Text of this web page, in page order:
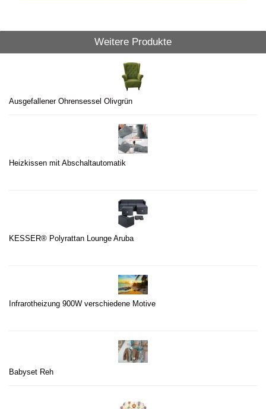
Weitere Produkte
Ausgefallener Ohrensessel Olivgrün
Heizkissen mit Abschaltautomatik
KESSER® Polyrattan Lounge Aruba
Infrarotheizung 900W verschiedene Motive
Babyset Reh